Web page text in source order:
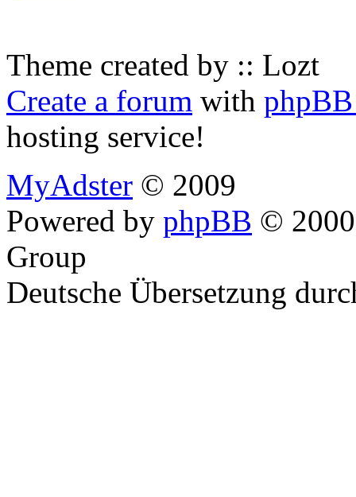
Theme created by :: Lozt
Create a forum with
hosting service!
MyAdster © 2009
Powered by phpBB ©
Group
Deutsche Übersetzung